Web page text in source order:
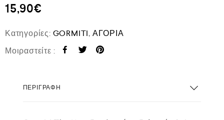
15,90€
Κατηγορίες: GORMITI, ΑΓΟΡΙΑ
Μοιραστείτε :
ΠΕΡΙΓΡΑΦΉ